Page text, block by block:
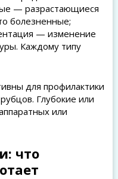
— разрастающиеся
болезненные;
— изменение
Каждому типу
для профилактики
Глубокие или
или
что